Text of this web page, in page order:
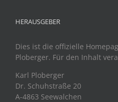
HERAUSGEBER
Dies ist die offizielle
Ploberger. Für den Inhalt
Karl Ploberger
Dr. Schuhstraße 20
A-4863 Seewalchen